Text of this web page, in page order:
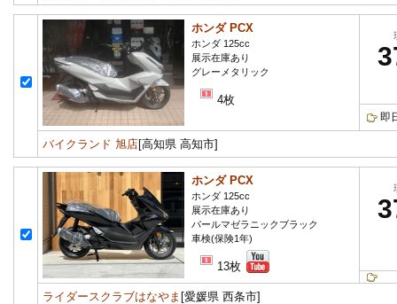
ホンダ PCX
ホンダ 125cc
展示在庫あり
グレーメタリック
4枚
即
バイクランド 旭店[高知県 高知市]
ホンダ PCX
ホンダ 125cc
展示在庫あり
パールマゼラニックブラック
車検(保険1年)
13枚
ライダースクラブはなやま [愛媛県 西条市]